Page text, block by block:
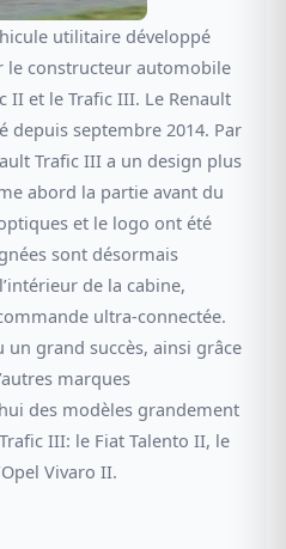
utilitaire développé
le constructeur automobile
II et le Trafic III. Le Renault
depuis septembre 2014. Par
Trafic III a un design plus
abord la partie avant du
et le logo ont été
sont désormais
de la cabine,
ultra-connectée.
un grand succès, ainsi grâce
marques
des modèles grandement
III: le Fiat Talento II, le
Vivaro II.